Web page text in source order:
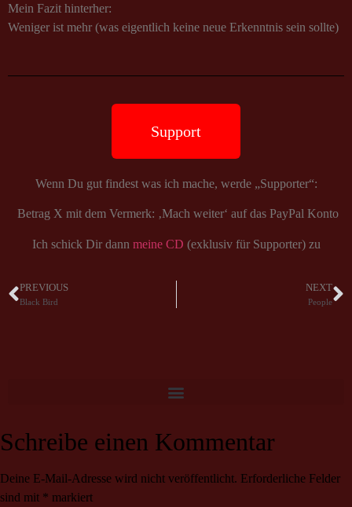
Mein Fazit hinterher:
Weniger ist mehr (was eigentlich keine neue Erkenntnis sein sollte)
Support
Wenn Du gut findest was ich mache, werde „Supporter“:
Betrag X mit dem Vermerk: ‚Mach weiter‘ auf das PayPal Konto
Ich schick Dir dann meine CD (exklusiv für Supporter) zu
PREVIOUS
Black Bird
NEXT
People
Schreibe einen Kommentar
Deine E-Mail-Adresse wird nicht veröffentlicht. Erforderliche Felder
sind mit * markiert